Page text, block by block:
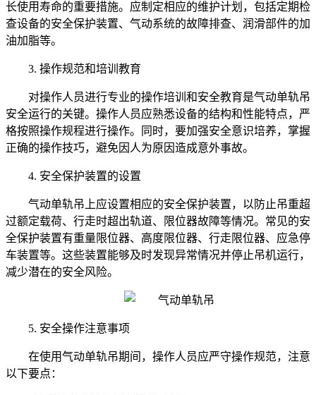
长使用寿命的重要措施。应制定相应的维护计划，包括定期检
查设备的安全保护装置、气动系统的故障排查、润滑部件的加
油加脂等。
3. 操作规范和培训教育
对操作人员进行专业的操作培训和安全教育是气动单轨吊
安全运行的关键。操作人员应熟悉设备的结构和性能特点，严
格按照操作规程进行操作。同时，要加强安全意识培养，掌握
正确的操作技巧，避免因人为原因造成意外事故。
4. 安全保护装置的设置
气动单轨吊上应设置相应的安全保护装置，以防止吊重超
过额定载荷、行走时超出轨道、限位器故障等情况。常见的安
全保护装置有重量限位器、高度限位器、行走限位器、应急停
车装置等。这些装置能够及时发现异常情况并停止吊机运行，
减少潜在的安全风险。
5. 安全操作注意事项
在使用气动单轨吊期间，操作人员应严守操作规范，注意
以下要点：